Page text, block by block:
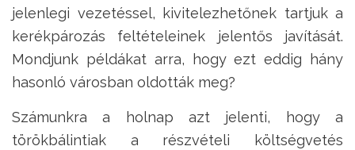
jelenlegi vezetéssel, kivitelezhetőnek tartjuk a
kerékpározás feltételeinek jelentős javítását.
Mondjunk példákat arra, hogy ezt eddig hány
hasonló városban oldották meg?
Számunkra a holnap azt jelenti, hogy a
törökbálintiak a részvételi költségvetés